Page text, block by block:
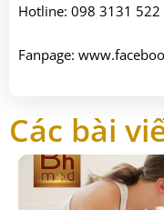
Hotline: 098 3131
Fanpage: www.facebo
Các bài